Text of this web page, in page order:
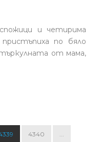
и четирима
по бяло
от мама,
4340 ...